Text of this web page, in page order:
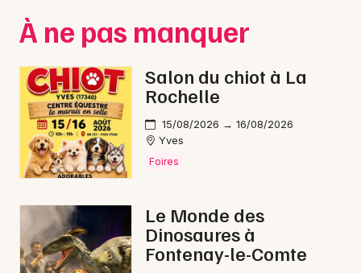
Concerts
Sports
Soirées
Sorties famille
Sorties & loisirs
Bourses en Loire-Atlantique
Nice
Paris
Strasbourg
Toulouse
Toutes les villes
À ne pas manquer
Salon du chiot à La
Rochelle
15/08/2026 → 16/08/2026
Yves
Foires
Le Monde des
Dinosaures à
Fontenay-le-Comte